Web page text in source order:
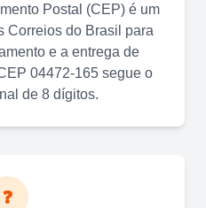
Postal (CEP) é um
Correios do Brasil para
e a entrega de
04472-165segue o
de 8 dígitos.
❓